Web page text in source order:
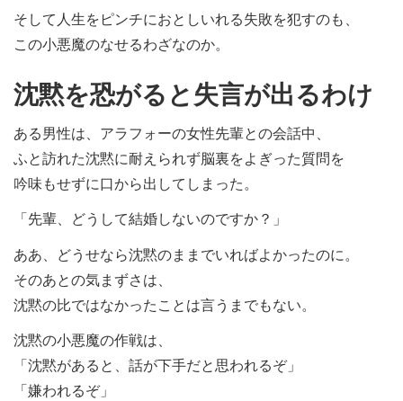
そして人生をピンチにおとしいれる失敗を犯すのも、
この小悪魔のなせるわざなのか。
沈黙を恐がると失言が出るわけ
ある男性は、アラフォーの女性先輩との会話中、
ふと訪れた沈黙に耐えられず脳裏をよぎった質問を
吟味もせずに口から出してしまった。
「先輩、どうして結婚しないのですか？」
ああ、どうせなら沈黙のままでいればよかったのに。
そのあとの気まずさは、
沈黙の比ではなかったことは言うまでもない。
沈黙の小悪魔の作戦は、
「沈黙があると、話が下手だと思われるぞ」
「嫌われるぞ」